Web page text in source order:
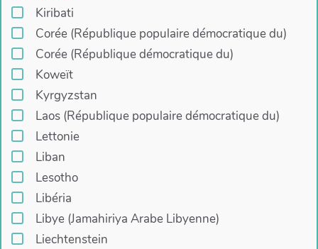
Kiribati
Corée (République populaire démocratique du)
Corée (République démocratique du)
Koweït
Kyrgyzstan
Laos (République populaire démocratique du)
Lettonie
Liban
Lesotho
Libéria
Libye (Jamahiriya Arabe Libyenne)
Liechtenstein